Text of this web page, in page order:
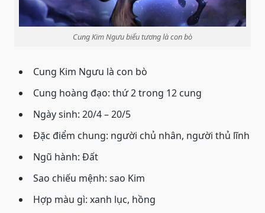
Cung Kim Ngưu biểu tương là con bò
Cung Kim Ngưu là con bò
Cung hoàng đạo: thứ 2 trong 12 cung
Ngày sinh: 20/4 – 20/5
Đặc điểm chung: người chủ nhân, người thủ lĩnh
Ngũ hành: Đất
Sao chiếu mệnh: sao Kim
Hợp màu gì: xanh lục, hồng